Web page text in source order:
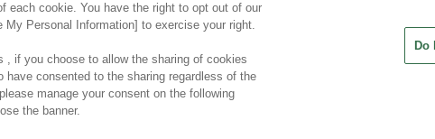
each cookie. You have the right to opt out of our
Personal Information] to exercise your right.
, if you choose to allow the sharing of cookies
have consented to the sharing regardless of the
manage your consent on the following
the banner.
Do